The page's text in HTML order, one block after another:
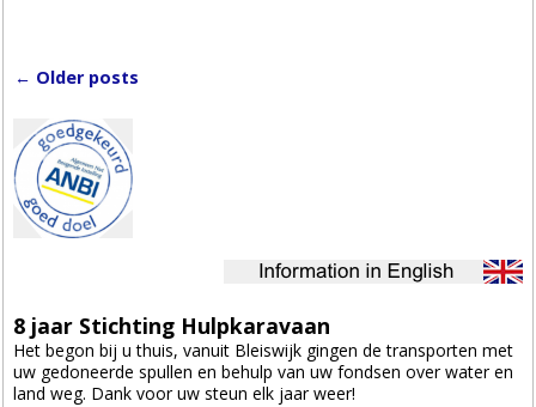
← Older posts
8 jaar Stichting Hulpkaravaan
Het begon bij u thuis, vanuit Bleiswijk gingen de transporten met
uw gedoneerde spullen en behulp van uw fondsen over water en
land weg. Dank voor uw steun elk jaar weer!